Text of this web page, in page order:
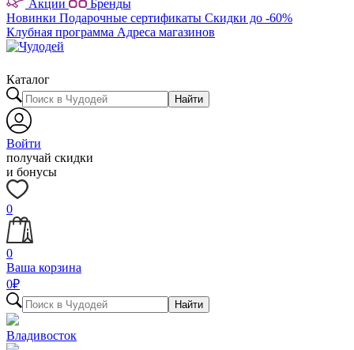
Акции
Бренды
Новинки Подарочные сертификаты Скидки до -60%
Клубная программа Адреса магазинов
Каталог
Найти
Войти
получай скидки
и бонусы
0
0
Ваша корзина
0₽
Найти
Владивосток